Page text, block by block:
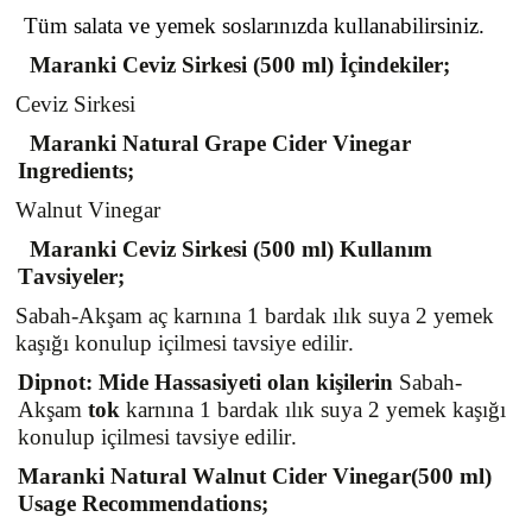
Tüm salata ve yemek soslarınızda kullanabilirsiniz.
Maranki Ceviz Sirkesi (500 ml) İçindekiler;
Ceviz Sirkesi
Maranki Natural Grape Cider Vinegar
Ingredients;
Walnut Vinegar
Maranki Ceviz Sirkesi (500 ml) Kullanım
Tavsiyeler;
Sabah-Akşam aç karnına 1 bardak ılık suya 2 yemek
kaşığı konulup içilmesi tavsiye edilir.
Dipnot: Mide Hassasiyeti olan kişilerin Sabah-
Akşam tok karnına 1 bardak ılık suya 2 yemek kaşığı
konulup içilmesi tavsiye edilir.
Maranki Natural Walnut Cider Vinegar
Usage Recommendations;